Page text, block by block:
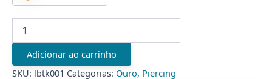
PUSH
PIN
MANDALA
P.LUZ
Adicionar ao carrinho
SKU: lbtk001 Categorias: Ouro, Piercing